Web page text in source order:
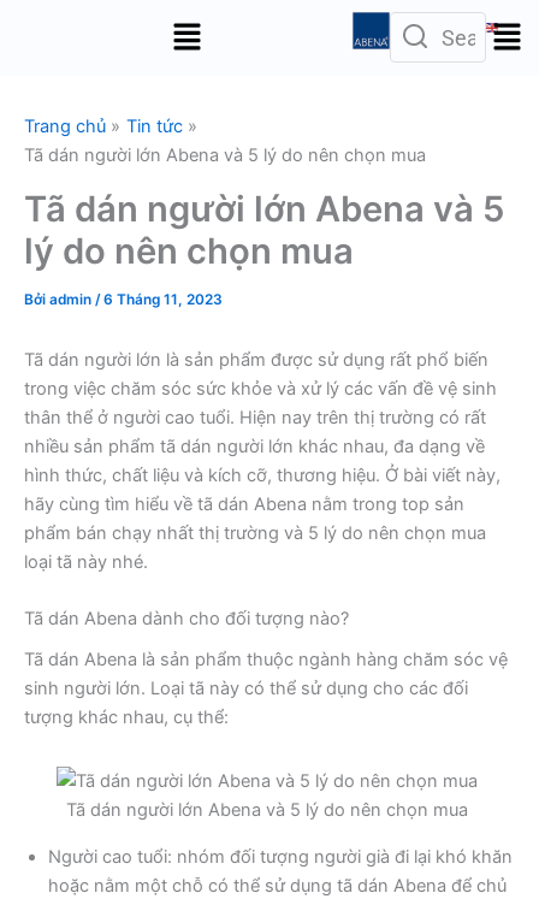
Menu
Trang chủ
Tin tức
Tã dán người lớn Abena và 5 lý do nên chọn mua
Tã dán người lớn Abena và 5
lý do nên chọn mua
Bởi admin /6 Tháng 11, 2023
Tã dán người lớn là sản phẩm được sử dụng rất phổ biến
trong việc chăm sóc sức khỏe và xử lý các vấn đề vệ sinh
thân thể ở người cao tuổi. Hiện nay trên thị trường có rất
nhiều sản phẩm tã dán người lớn khác nhau, đa dạng về
hình thức, chất liệu và kích cỡ, thương hiệu. Ở bài viết này,
hãy cùng tìm hiểu về tã dán Abena nằm trong top sản
phẩm bán chạy nhất thị trường và 5 lý do nên chọn mua
loại tã này nhé.
Tã dán Abena dành cho đối tượng nào?
Tã dán Abena là sản phẩm thuộc ngành hàng chăm sóc vệ
sinh người lớn. Loại tã này có thể sử dụng cho các đối
tượng khác nhau, cụ thể:
Tã dán người lớn Abena và 5 lý do nên chọn mua
Người cao tuổi: nhóm đối tượng người già đi lại khó khăn
hoặc nằm một chỗ có thể sử dụng tã dán Abena để chủ